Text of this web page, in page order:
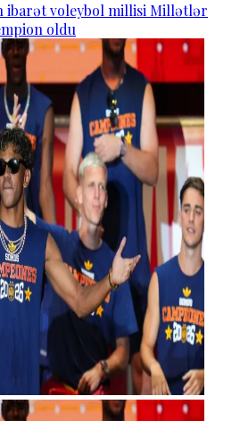
ibarət voleybol millisi Millətlər
oldu